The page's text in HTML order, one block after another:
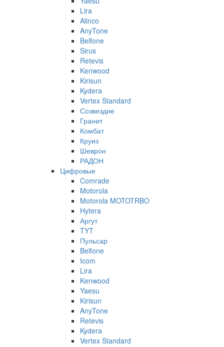
Lira
Alinco
AnyTone
Belfone
Sirus
Retevis
Kenwood
Kirisun
Kydera
Vertex Standard
Созвездие
Гранит
Комбат
Круиз
Шеврон
РАДОН
Цифровые
Comrade
Motorola
Motorola MOTOTRBO
Hytera
Аргут
TYT
Пульсар
Belfone
Icom
Lira
Kenwood
Yaesu
Kirisun
AnyTone
Retevis
Kydera
Vertex Standard